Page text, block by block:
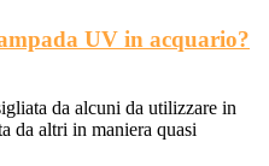
UV in acquario?
da alcuni da utilizzare in
da altri in maniera quasi